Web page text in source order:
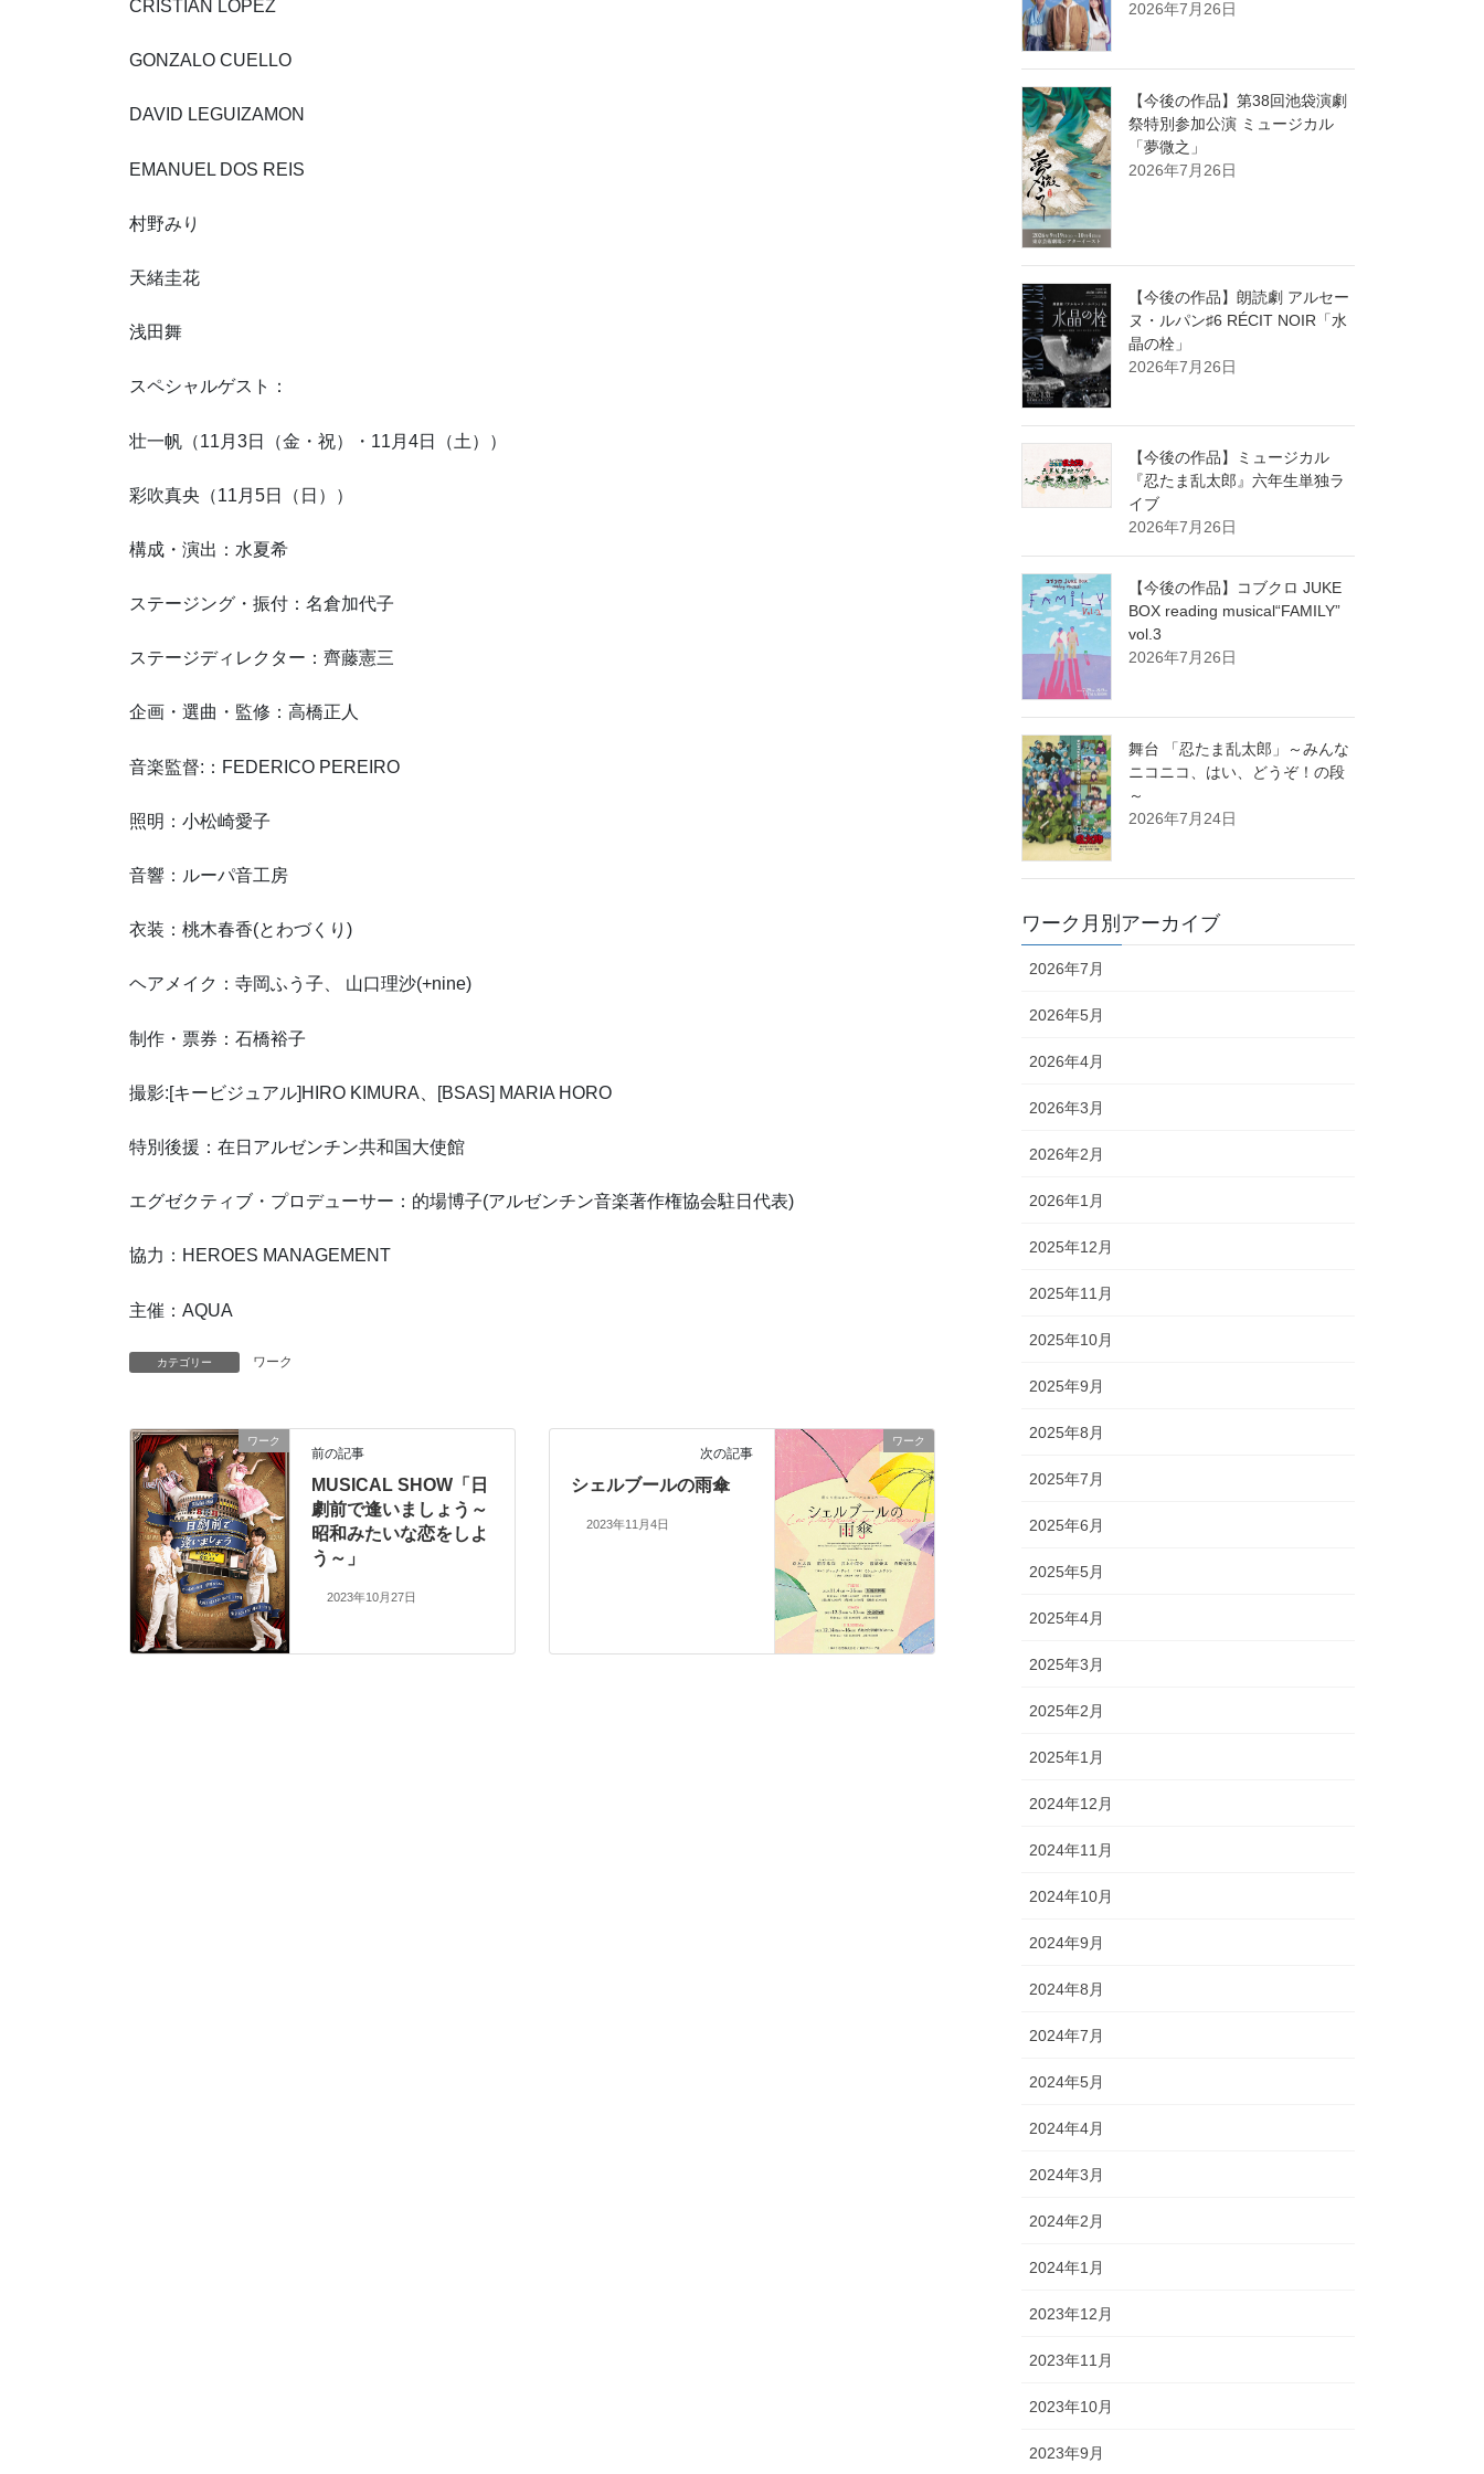
CRISTIAN LOPEZ
GONZALO CUELLO
DAVID LEGUIZAMON
EMANUEL DOS REIS
村野みり
天緒圭花
浅田舞
スペシャルゲスト：
壮一帆（11月3日（金・祝）・11月4日（土））
彩吹真央（11月5日（日））
構成・演出：水夏希
ステージング・振付：名倉加代子
ステージディレクター：齊藤憲三
企画・選曲・監修：高橋正人
音楽監督:：FEDERICO PEREIRO
照明：小松崎愛子
音響：ルーパ音工房
衣装：桃木春香(とわづくり)
ヘアメイク：寺岡ふう子、 山口理沙(+nine)
制作・票券：石橋裕子
撮影:[キービジュアル]HIRO KIMURA、[BSAS] MARIA HORO
特別後援：在日アルゼンチン共和国大使館
エグゼクティブ・プロデューサー：的場博子(アルゼンチン音楽著作権協会駐日代表)
協力：HEROES MANAGEMENT
主催：AQUA
カテゴリー ワーク
ワーク
前の記事
MUSICAL SHOW「日
劇前で逢いましょう～
昭和みたいな恋をしよ
う～」
2023年10月27日
ワーク
次の記事
シェルブールの雨傘
2023年11月4日
2026年7月26日
【今後の作品】第38回池袋演劇
祭特別参加公演 ミュージカル
「夢微之」
2026年7月26日
【今後の作品】朗読劇 アルセー
ヌ・ルパン♯6 RÉCIT NOIR「水
晶の栓」
2026年7月26日
【今後の作品】ミュージカル
『忍たま乱太郎』六年生単独ラ
イブ
2026年7月26日
【今後の作品】コブクロ JUKE
BOX reading musical“FAMILY”
vol.3
2026年7月26日
舞台 「忍たま乱太郎」～みんな
ニコニコ、はい、どうぞ！の段
～
2026年7月24日
ワーク月別アーカイブ
2026年7月
2026年5月
2026年4月
2026年3月
2026年2月
2026年1月
2025年12月
2025年11月
2025年10月
2025年9月
2025年8月
2025年7月
2025年6月
2025年5月
2025年4月
2025年3月
2025年2月
2025年1月
2024年12月
2024年11月
2024年10月
2024年9月
2024年8月
2024年7月
2024年5月
2024年4月
2024年3月
2024年2月
2024年1月
2023年12月
2023年11月
2023年10月
2023年9月